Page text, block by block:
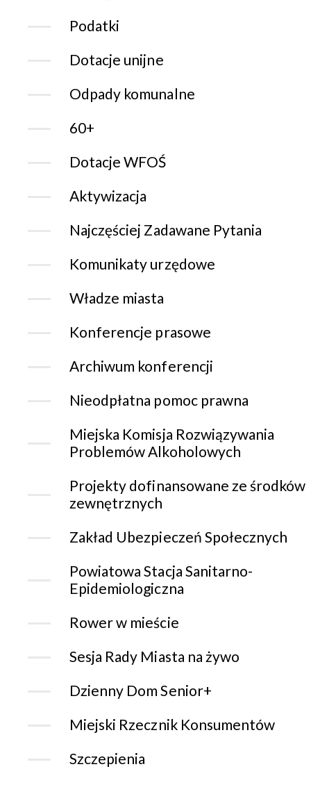
Podatki
Dotacje unijne
Odpady komunalne
60+
Dotacje WFOŚ
Aktywizacja
Najczęściej Zadawane Pytania
Komunikaty urzędowe
Władze miasta
Konferencje prasowe
Archiwum konferencji
Nieodpłatna pomoc prawna
Miejska Komisja Rozwiązywania
Problemów Alkoholowych
Projekty dofinansowane ze środków
zewnętrznych
Zakład Ubezpieczeń Społecznych
Powiatowa Stacja Sanitarno-
Epidemiologiczna
Rower w mieście
Sesja Rady Miasta na żywo
Dzienny Dom Senior+
Miejski Rzecznik Konsumentów
Szczepienia